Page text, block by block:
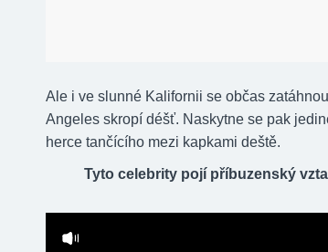
Ale i ve slunné Kalifornii se občas
Angeles skropí déšť. Naskytne se pak
herce tančícího mezi kapkami deště.
Tyto celebrity pojí příbuzenský